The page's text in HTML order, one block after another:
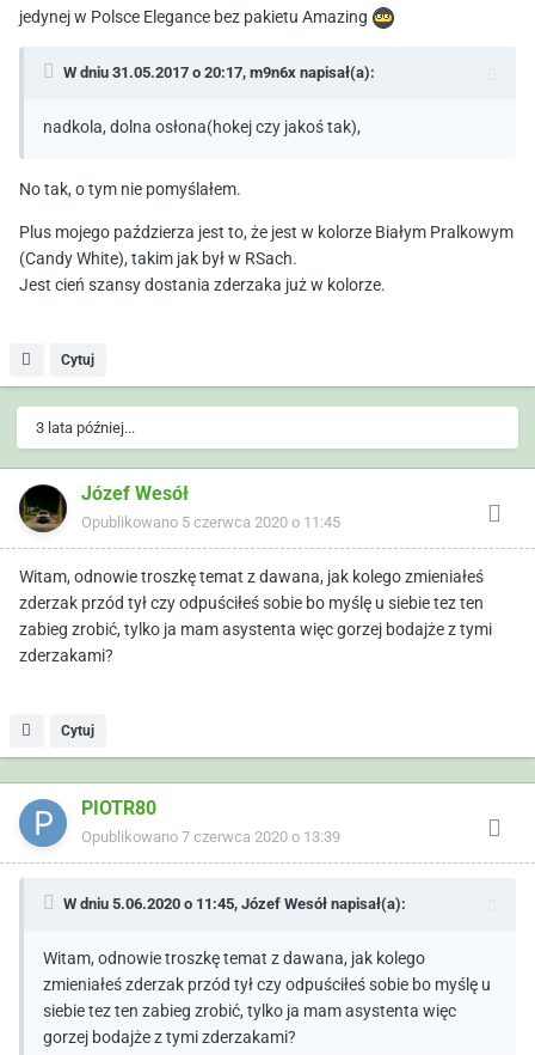
jedynej w Polsce Elegance bez pakietu Amazing
W dniu 31.05.2017 o 20:17, m9n6x napisał(a):
nadkola, dolna osłona(hokej czy jakoś tak),
No tak, o tym nie pomyślałem.
Plus mojego paździerza jest to, że jest w kolorze Białym Pralkowym
(Candy White), takim jak był w RSach.
Jest cień szansy dostania zderzaka już w kolorze.
Cytuj
3 lata później...
Józef Wesół
Opublikowano 5 czerwca 2020 o 11:45
Witam, odnowie troszkę temat z dawana, jak kolego zmieniałeś
zderzak przód tył czy odpuściłeś sobie bo myślę u siebie tez ten
zabieg zrobić, tylko ja mam asystenta więc gorzej bodajże z tymi
zderzakami?
Cytuj
PIOTR80
Opublikowano 7 czerwca 2020 o 13:39
W dniu 5.06.2020 o 11:45, Józef Wesół napisał(a):
Witam, odnowie troszkę temat z dawana, jak kolego
zmieniałeś zderzak przód tył czy odpuściłeś sobie bo myślę u
siebie tez ten zabieg zrobić, tylko ja mam asystenta więc
gorzej bodajże z tymi zderzakami?